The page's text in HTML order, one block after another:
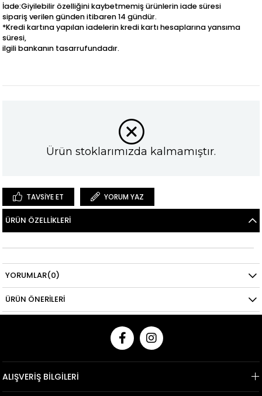
İade:Giyilebilir özelliğini kaybetmemiş ürünlerin iade süresi
sipariş verilen günden itibaren 14 gündür.
*Kredi kartına yapılan iadelerin kredi kartı hesaplarına yansıma
süresi,
ilgili bankanın tasarrufundadır.
Ürün stoklarımızda kalmamıştır.
TAVSIYE ET YORUM YAZ
ÜRÜN ÖZELLIKLERI
YORUMLAR(0)
ÜRÜN ÖNERILERI
ALIŞVERİŞ BİLGİLERİ